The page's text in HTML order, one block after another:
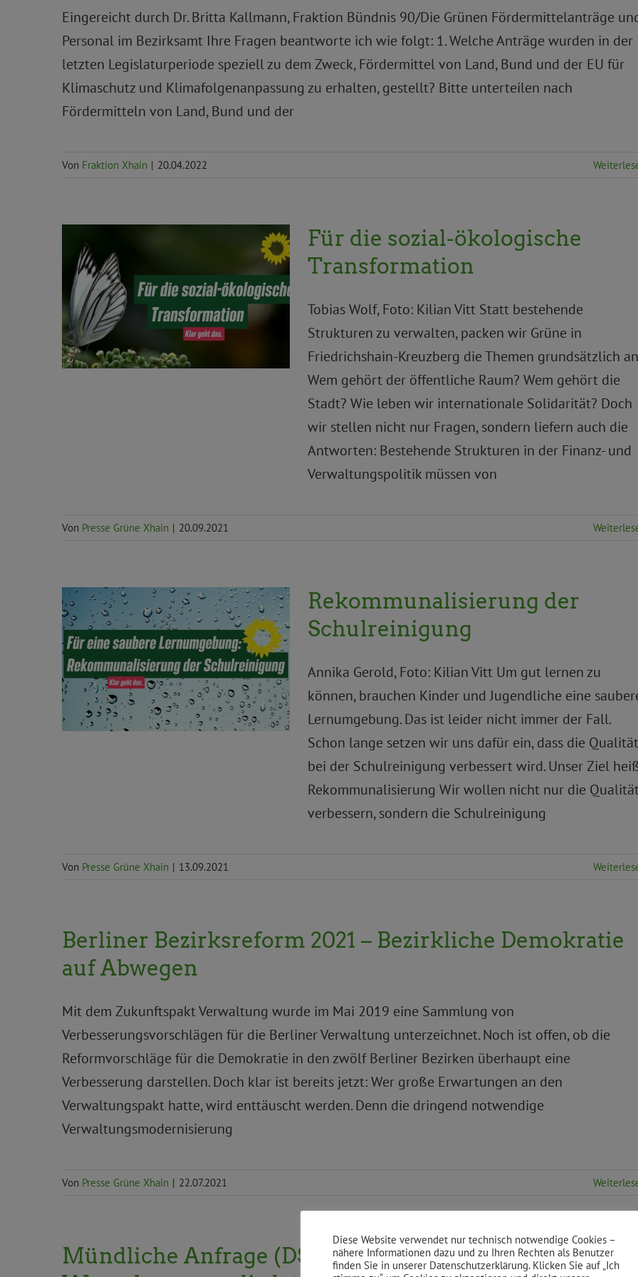
Eingereicht durch Dr. Britta Kallmann, Fraktion Bündnis 90/Die Grünen Fördermittelanträge
Personal im Bezirksamt Ihre Fragen beantworte ich wie folgt: 1. Welche Anträge wurden in der
letzten Legislaturperiode speziell zu dem Zweck, Fördermittel von Land, Bund und der EU für
Klimaschutz und Klimafolgenanpassung zu erhalten, gestellt? Bitte unterteilen nach
Fördermitteln von Land, Bund und der
Von Fraktion Xhain | 20.04.2022
Aktuelles Allgemein Stachel Wirtschaft,
Finanzen und Verwaltung
Für die sozial-ökologische
Transformation
Tobias Wolf, Foto: Kilian Vitt Statt bestehende
Strukturen zu verwalten, packen wir Grüne in
Friedrichshain-Kreuzberg die Themen grundsätzlich
Wem gehört der öffentliche Raum? Wem gehört die
Stadt? Wie leben wir internationale Solidarität? Doch
wir stellen nicht nur Fragen, sondern liefern auch die
Antworten: Bestehende Strukturen in der Finanz- und
Verwaltungspolitik müssen von
Von Presse Grüne Xhain | 20.09.2021
Schule
Stachel
Stadtentwicklung und Wohnen Wirtschaft,
Finanzen und Verwaltung
Rekommunalisierung der
Schulreinigung
Annika Gerold, Foto: Kilian Vitt Um gut lernen zu
können, brauchen Kinder und Jugendliche eine
Lernumgebung. Das ist leider nicht immer der Fall.
Schon lange setzen wir uns dafür ein, dass die Qualität
bei der Schulreinigung verbessert wird. Unser Ziel
Rekommunalisierung Wir wollen nicht nur die
verbessern, sondern die Schulreinigung
Von Presse Grüne Xhain | 13.09.2021
Berliner Bezirksreform 2021 – Bezirkliche Demokratie
auf Abwegen
Mit dem Zukunftspakt Verwaltung wurde im Mai 2019 eine Sammlung von
Verbesserungsvorschlägen für die Berliner Verwaltung unterzeichnet. Noch ist offen, ob die
Reformvorschläge für die Demokratie in den zwölf Berliner Bezirken überhaupt eine
Verbesserung darstellen. Doch klar ist bereits jetzt: Wer große Erwartungen an den
Verwaltungspakt hatte, wird enttäuscht werden. Denn die dringend notwendige
Verwaltungsmodernisierung
Von Presse Grüne Xhain | 22.07.2021
Mündliche Anfrage (DS/2150/V): Gigabit-Strategie:
Diese Website verwendet nur technisch notwendige Cookies –
nähere Informationen dazu und zu Ihren Rechten als Benutzer
finden Sie in unserer Datenschutzerklärung. Klicken Sie auf „Ich